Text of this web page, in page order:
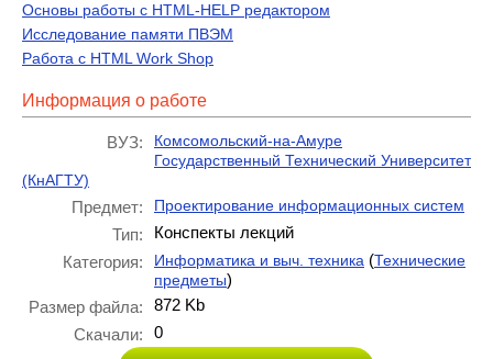
Основы работы с HTML-HELP редактором
Исследование памяти ПВЭМ
Работа с HTML Work Shop
Информация о работе
ВУЗ:
Комсомольский-на-Амуре
Государственный Технический Университет
(КнАГТУ)
Предмет: Проектирование информационных систем
Тип:
Конспекты лекций
Категория:
Информатика и выч. техника (Технические
предметы)
Размер файла:
872 Kb
Скачали:
0